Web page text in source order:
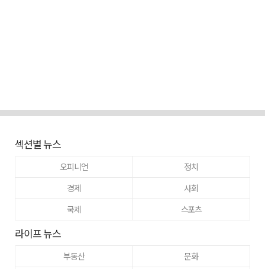
섹션별 뉴스
오피니언
정치
경제
사회
국제
스포츠
라이프 뉴스
부동산 문화